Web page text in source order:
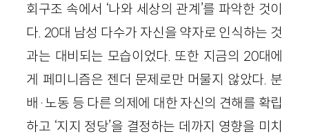
회구조 속에서 ‘나와 세상의 관계’를 파악한 것이
다. 20대 남성 다수가 자신을 약자로 인식하는 것
과는 대비되는 모습이었다. 또한 지금의 20대에
게 페미니즘은 젠더 문제로만 머물지 않았다. 분
배·노동 등 다른 의제에 대한 자신의 견해를 확립
하고 ‘지지 정당’을 결정하는 데까지 영향을 미치